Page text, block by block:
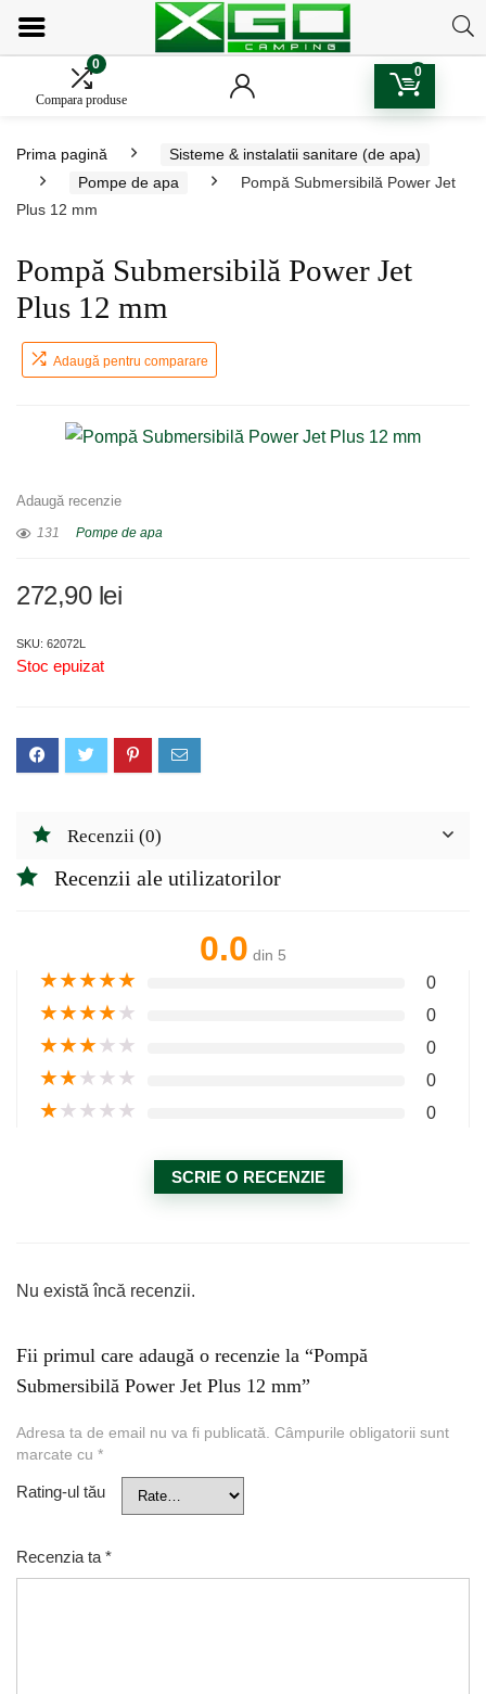
0
Compara produse
0
Prima pagină
Sisteme & instalatii sanitare (de apa)
Pompe de apa
Pompă Submersibilă Power Jet
Plus 12 mm
Pompă Submersibilă Power Jet
Plus 12 mm
Adaugă pentru comparare
Adaugă recenzie
131 Pompe de apa
272,90 lei
SKU: 62072L
Stoc epuizat
Recenzii (0)
Recenzii ale utilizatorilor
0.0 din 5
★★★★★ 0
★★★★★ 0
★★★★★ 0
★★★★★ 0
★★★★★ 0
SCRIE O RECENZIE
Nu există încă recenzii.
Fii primul care adaugă o recenzie la “Pompă
Submersibilă Power Jet Plus 12 mm”
Adresa ta de email nu va fi publicată. Câmpurile obligatorii sunt
marcate cu *
Rating-ul tău
Recenzia ta *